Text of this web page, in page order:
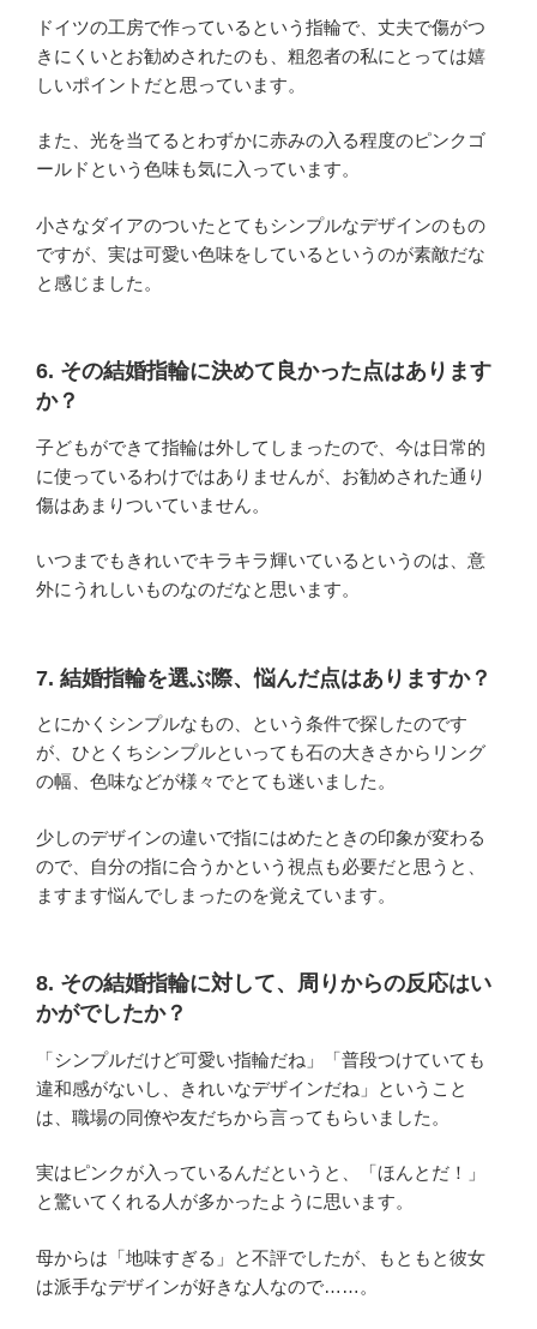
ドイツの工房で作っているという指輪で、丈夫で傷がつ
きにくいとお勧めされたのも、粗忽者の私にとっては嬉
しいポイントだと思っています。
また、光を当てるとわずかに赤みの入る程度のピンクゴ
ールドという色味も気に入っています。
小さなダイアのついたとてもシンプルなデザインのもの
ですが、実は可愛い色味をしているというのが素敵だな
と感じました。
6. その結婚指輪に決めて良かった点はあります
か？
子どもができて指輪は外してしまったので、今は日常的
に使っているわけではありませんが、お勧めされた通り
傷はあまりついていません。
いつまでもきれいでキラキラ輝いているというのは、意
外にうれしいものなのだなと思います。
7. 結婚指輪を選ぶ際、悩んだ点はありますか？
とにかくシンプルなもの、という条件で探したのです
が、ひとくちシンプルといっても石の大きさからリング
の幅、色味などが様々でとても迷いました。
少しのデザインの違いで指にはめたときの印象が変わる
ので、自分の指に合うかという視点も必要だと思うと、
ますます悩んでしまったのを覚えています。
8. その結婚指輪に対して、周りからの反応はい
かがでしたか？
「シンプルだけど可愛い指輪だね」「普段つけていても
違和感がないし、きれいなデザインだね」ということ
は、職場の同僚や友だちから言ってもらいました。
実はピンクが入っているんだというと、「ほんとだ！」
と驚いてくれる人が多かったように思います。
母からは「地味すぎる」と不評でしたが、もともと彼女
は派手なデザインが好きな人なので……。